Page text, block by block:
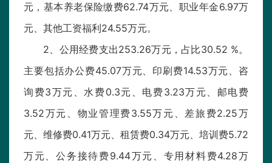
元，基本养老保险缴费62.74万元、职业年金6.97万
元、其他工资福利24.55万元。
2、公用经费支出253.26万元，占比30.52 %。
主要包括办公费45.07万元、印刷费14.53万元、咨
询费3万元、水费0.3元、电费3.23万元、邮电费
3.52万元、物业管理费3.55万元、差旅费2.25万
元、维修费0.41万元、租赁费0.34万元、培训费5.72
万元、公务接待费9.44万元、专用材料费4.28万